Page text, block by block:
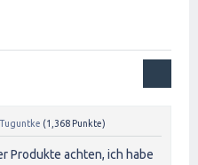
(1,368 Punkte)
Produkte achten, ich habe